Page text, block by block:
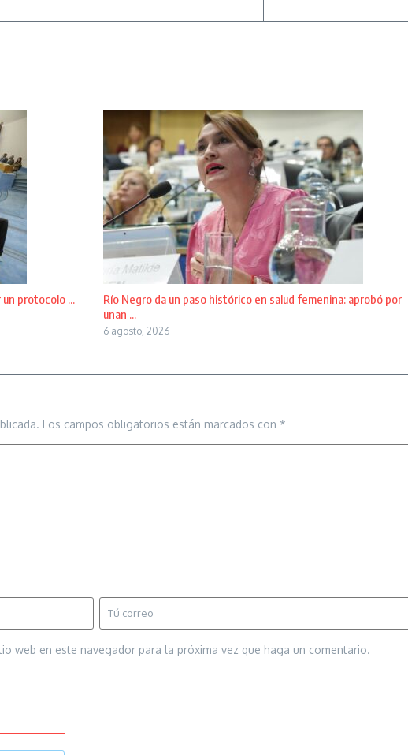
protocolo ...
Río Negro da un paso histórico en salud femenina: aprobó por
unan ...
6 agosto, 2026
Los campos obligatorios están marcados con *
web en este navegador para la próxima vez que haga un comentario.